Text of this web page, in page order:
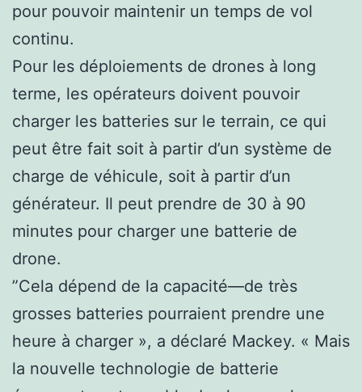
pour pouvoir maintenir un temps de vol
continu.
Pour les déploiements de drones à long
terme, les opérateurs doivent pouvoir
charger les batteries sur le terrain, ce qui
peut être fait soit à partir d’un système de
charge de véhicule, soit à partir d’un
générateur. Il peut prendre de 30 à 90
minutes pour charger une batterie de
drone.
”Cela dépend de la capacité—de très
grosses batteries pourraient prendre une
heure à charger », a déclaré Mackey. « Mais
la nouvelle technologie de batterie